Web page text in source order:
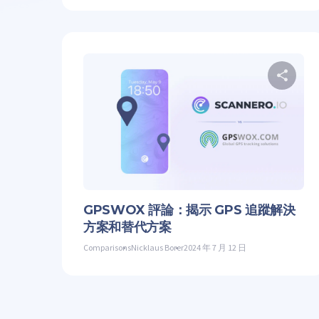
GPSWOX 評論：揭示 GPS 追蹤解決
方案和替代方案
ComparisonsNicklaus Borer2024 年 7 月 12 日